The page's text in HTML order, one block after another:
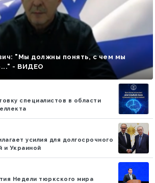
"Мы должны понять, с чем мы
- ВИДЕО
специалистов в области
усилия для долгосрочного
и Украиной
Недели тюркского мира